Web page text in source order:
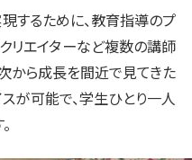
するために、教育指導のプ
リエイターなど複数の講師
から成長を間近で見てきた
が可能で、学生ひとり一人